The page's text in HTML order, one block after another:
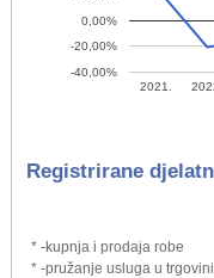
2021.
-40,00%
-20,00%
0,00%
Registrirane
* -kupnja i prodaja robe
* -pružanje usluga u trgovini